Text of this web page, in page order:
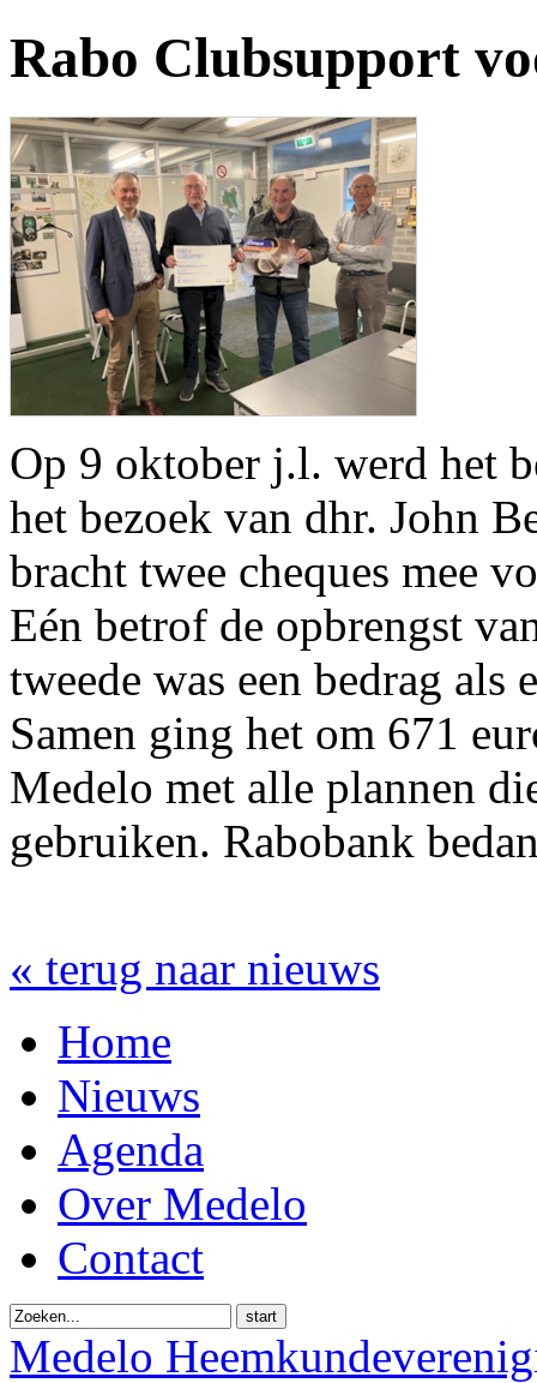
Rabo Clubsupport
Op 9 oktober j.l. werd het
het bezoek van dhr. John
bracht twee cheques mee
Eén betrof de opbrengst
tweede was een bedrag als
Samen ging het om 671
Medelo met alle plannen
gebruiken. Rabobank
« terug naar nieuws
Home
Nieuws
Agenda
Over Medelo
Contact
start
Medelo